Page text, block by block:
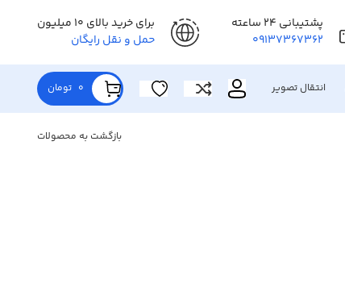
پشتیبانی 24 ساعته
09137367362
برای خرید بالای 10 میلیون
حمل و نقل رایگان
انتقال تصویر 0 تومان
بازگشت به محصولات